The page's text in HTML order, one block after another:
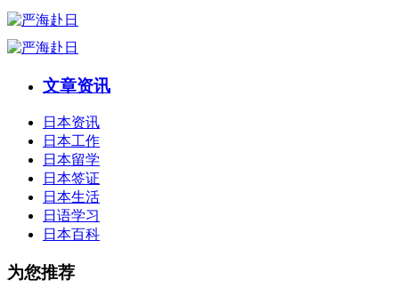
文章资讯
日本资讯
日本工作
日本留学
日本签证
日本生活
日语学习
日本百科
为您推荐